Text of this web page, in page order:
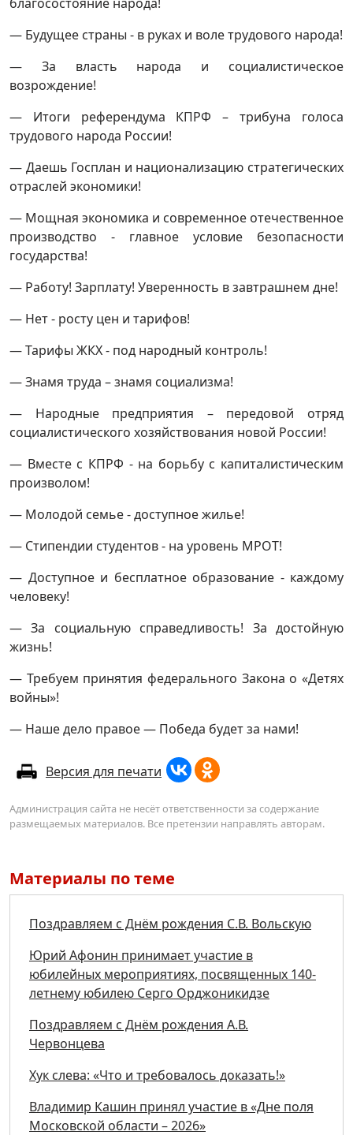
— Будущее страны - в руках и воле трудового народа!
— За власть народа и социалистическое
возрождение!
— Итоги референдума КПРФ – трибуна голоса
трудового народа России!
— Даешь Госплан и национализацию стратегических
отраслей экономики!
— Мощная экономика и современное отечественное
производство - главное условие безопасности
государства!
— Работу! Зарплату! Уверенность в завтрашнем дне!
— Нет - росту цен и тарифов!
— Тарифы ЖКХ - под народный контроль!
— Знамя труда – знамя социализма!
— Народные предприятия – передовой отряд
социалистического хозяйствования новой России!
— Вместе с КПРФ - на борьбу с капиталистическим
произволом!
— Молодой семье - доступное жилье!
— Стипендии студентов - на уровень МРОТ!
— Доступное и бесплатное образование - каждому
человеку!
— За социальную справедливость! За достойную
жизнь!
— Требуем принятия федерального Закона о «Детях
войны»!
— Наше дело правое — Победа будет за нами!
Версия для печати
Администрация сайта не несёт ответственности за содержание
размещаемых материалов. Все претензии направлять авторам.
Материалы по теме
Поздравляем с Днём рождения С.В. Вольскую
Юрий Афонин принимает участие в
юбилейных мероприятиях, посвященных 140-
летнему юбилею Серго Орджоникидзе
Поздравляем с Днём рождения А.В.
Червонцева
Хук слева: «Что и требовалось доказать!»
Владимир Кашин принял участие в «Дне поля
Московской области – 2026»